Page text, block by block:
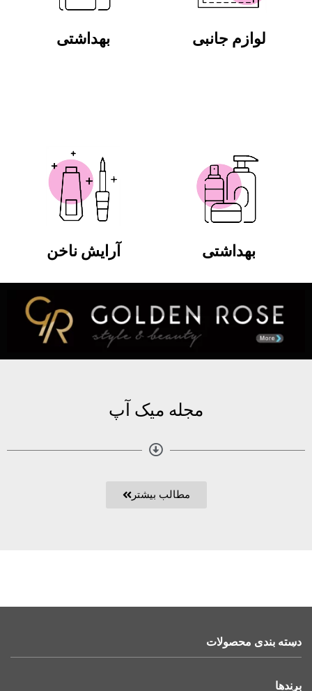
لوازم جانبی بهداشتی
بهداشتی آرایش ناخن
مجله میک آپ
مطالب بیشتر
دسته بندی محصولات
برندها